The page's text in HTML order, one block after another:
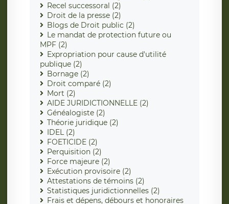
Recel successoral (2)
Droit de la presse (2)
Blogs de Droit public (2)
Le mandat de protection future ou
MPF (2)
Expropriation pour cause d'utilité
publique (2)
Bornage (2)
Droit comparé (2)
Mort (2)
AIDE JURIDICTIONNELLE (2)
Généalogiste (2)
Théorie juridique (2)
IDEL (2)
FOETICIDE (2)
Perquisition (2)
Force majeure (2)
Exécution provisoire (2)
Attestations de témoins (2)
Statistiques juridictionnelles (2)
Frais et dépens, débours et honoraires